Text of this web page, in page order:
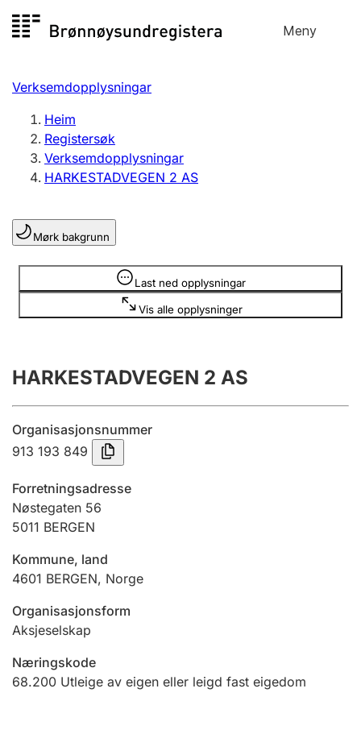
til
Meny
Registersøk
Aksjeselskap
Enkeltpersonføretak
Registrere, endre, slette
Lag og foreining
Registrere, endre, slette
Årsrekneskap
Innsending og forseinkingsgebyr
Tinglysing
Jeger
Ektepaktrettleiaren
Andre tema
Verksemdopplysningar
Heim
Registersøk
Verksemdopplysningar
HARKESTADVEGEN 2 AS
Mørk bakgrunn
Last ned opplysningar
Vis alle opplysninger
Opplysninger er skjult
HARKESTADVEGEN 2 AS
Organisasjonsnummer
913 193 849
Forretningsadresse
Nøstegaten 56
5011 BERGEN
Kommune, land
4601 BERGEN, Norge
Organisasjonsform
Aksjeselskap
Næringskode
68.200 Utleige av eigen eller leigd fast eigedom